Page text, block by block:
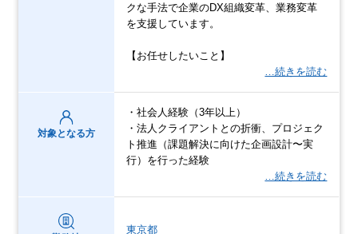
クな手法で企業のDX組織変革、業務変革
を支援しています。
【お任せしたいこと】
…続きを読む
対象となる方
・社会人経験（3年以上）
・法人クライアントとの折衝、プロジェク
ト推進（課題解決に向けた企画設計〜実
行）を行った経験
…続きを読む
東京都